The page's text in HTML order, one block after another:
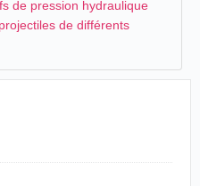
de pression hydraulique
de différents